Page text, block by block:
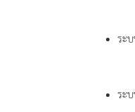
ระ
ระ